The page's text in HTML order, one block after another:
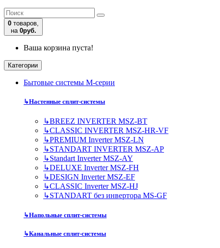
0 товаров,
на 0руб.
Ваша корзина пуста!
Категории
Бытовые системы M-серии
↳Настенные сплит-системы
↳BREEZ INVERTER MSZ-BT
↳CLASSIC INVERTER MSZ-HR-VF
↳PREMIUM Inverter MSZ-LN
↳STANDART INVERTER MSZ-AP
↳Standart Inverter MSZ-AY
↳DELUXE Inverter MSZ-FH
↳DESIGN Inverter MSZ-EF
↳CLASSIC Inverter MSZ-HJ
↳STANDART без инвертора MS-GF
↳Напольные сплит-системы
↳Канальные сплит-системы